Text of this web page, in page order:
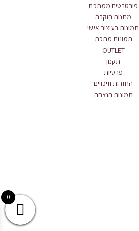
פורטרטים ממתכת
מתנות הוקרה
תמונות בעיצוב אישי
תמונות מתכת
OUTLET
תקנון
פרטיות
החזרות וזיכויים
תמונות הנצחה
0